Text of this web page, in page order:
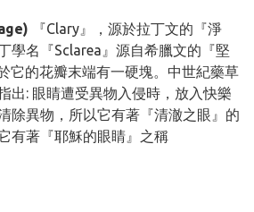
『Clary』，源於拉丁文的『淨
學名『Sclarea』源自希臘文的『堅
它的花瓣末端有一硬塊。中世紀藥草
出: 眼睛遭受異物入侵時，放入快樂
除異物，所以它有著『清澈之眼』的
有著『耶穌的眼睛』之稱